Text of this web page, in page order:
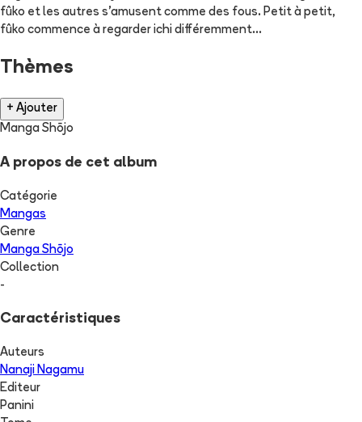
fûko et les autres s'amusent comme des fous. Petit à petit,
fûko commence à regarder ichi différemment...
Thèmes
+ Ajouter
Manga Shōjo
A propos de cet album
Catégorie
Mangas
Genre
Manga Shōjo
Collection
-
Caractéristiques
Auteurs
Nanaji Nagamu
Editeur
Panini